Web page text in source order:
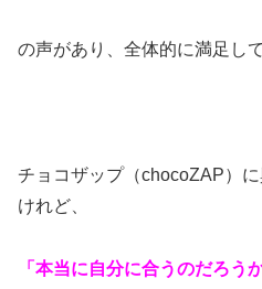
の声があり、全体的に満足し
チョコザップ（chocoZAP）
けれど、
「本当に自分に合うのだろう